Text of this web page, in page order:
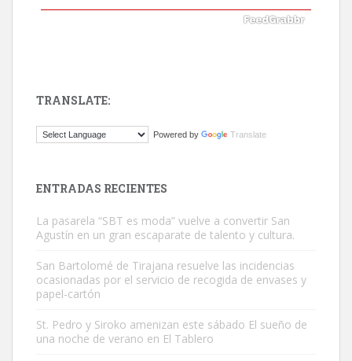
Este gato macho ha aparecido en la calle hace menos de un mes,
Adopción urgente
Busco adopción responsable para mi perra. Pastor alemán,
hembra, 4 años. Por motivos personales ...
TRANSLATE:
Powered by Translate
ENTRADAS RECIENTES
La pasarela “SBT es moda” vuelve a convertir San
Agustín en un gran escaparate de talento y cultura.
San Bartolomé de Tirajana resuelve las incidencias
ocasionadas por el servicio de recogida de envases y
papel-cartón
St. Pedro y Siroko amenizan este sábado El sueño de
una noche de verano en El Tablero